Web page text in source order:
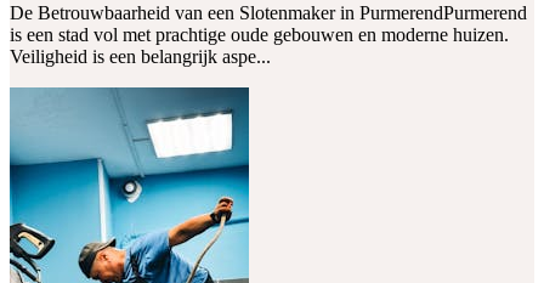
De Betrouwbaarheid van een Slotenmaker in PurmerendPurmerend
is een stad vol met prachtige oude gebouwen en moderne huizen.
Veiligheid is een belangrijk aspe...